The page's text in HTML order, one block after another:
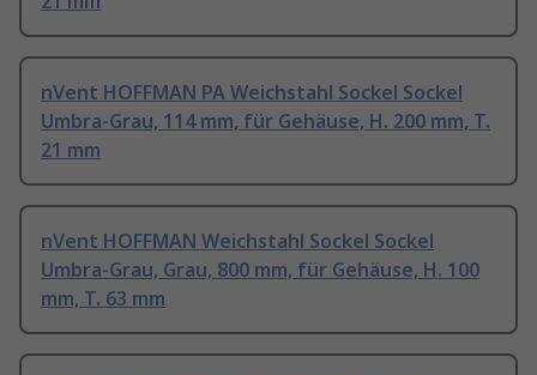
nVent HOFFMAN PA Weichstahl Sockel Sockel
Umbra-Grau, 114 mm, für Gehäuse, H. 200 mm, T.
21 mm
nVent HOFFMAN Weichstahl Sockel Sockel
Umbra-Grau, Grau, 800 mm, für Gehäuse, H. 100
mm, T. 63 mm